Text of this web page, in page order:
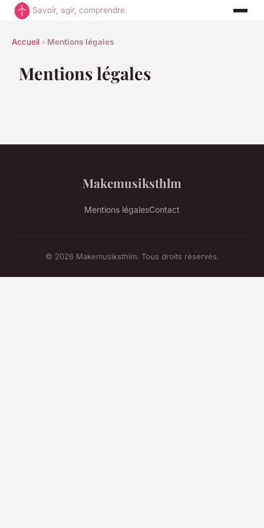
Savoir, agir, comprendre.
Accueil › Mentions légales
Mentions légales
Makemusiksthlm
Mentions légalesContact
© 2026 Makemusiksthlm. Tous droits réservés.